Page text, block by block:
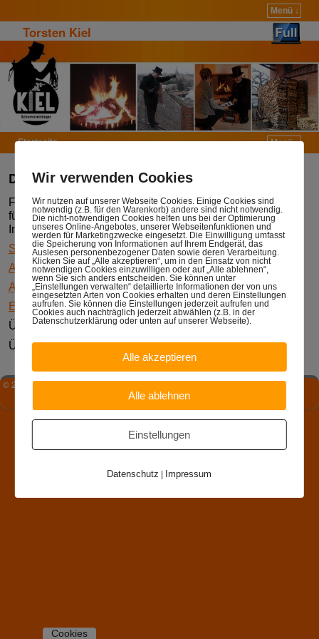
Menü ↓
Torsten Kiel
Startseite
Menü ↓
Dienstleistungen
Folgende Dienstleistungen im Schornsteinfegerhandwerk
führe ich als Schornsteinfegermeisterbetrieb und
Innungsmitglied aus:
Schornsteinreinigung
Abgaswegeüberprüfung
Abgasanlagen überprüfen
Emissionsmessungen (BImSchV)
Überprüfen und Reinigen von Lüftungsanlagen
Überprüfen vonDunstabzugsanlagen
© 2026 -Torsten Kiel
Cookies
Wir verwenden Cookies
Wir nutzen auf unserer Webseite Cookies. Einige Cookies sind
notwendig (z.B. für den Warenkorb) andere sind nicht notwendig.
Die nicht-notwendigen Cookies helfen uns bei der Optimierung
unseres Online-Angebotes, unserer Webseitenfunktionen und
werden für Marketingzwecke eingesetzt. Die Einwilligung umfasst
die Speicherung von Informationen auf Ihrem Endgerät, das
Auslesen personenbezogener Daten sowie deren Verarbeitung.
Klicken Sie auf „Alle akzeptieren“, um in den Einsatz von nicht
notwendigen Cookies einzuwilligen oder auf „Alle ablehnen“,
wenn Sie sich anders entscheiden. Sie können unter
„Einstellungen verwalten“ detaillierte Informationen der von uns
eingesetzten Arten von Cookies erhalten und deren Einstellungen
aufrufen. Sie können die Einstellungen jederzeit aufrufen und
Cookies auch nachträglich jederzeit abwählen (z.B. in der
Datenschutzerklärung oder unten auf unserer Webseite).
Alle akzeptieren
Alle ablehnen
Einstellungen
Datenschutz Impressum